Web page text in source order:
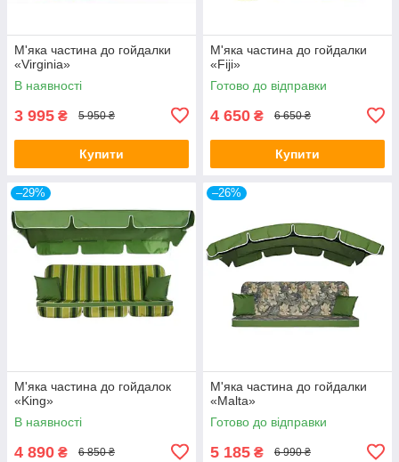
М'яка частина до гойдалки
«Virginia»
В наявності
3 995 ₴ 5 950 ₴
Купити
М'яка частина до гойдалки
«Fiji»
Готово до відправки
4 650 ₴ 6 650 ₴
Купити
–29%
М'яка частина до гойдалок
«King»
В наявності
4 890 ₴ 6 850 ₴
–26%
М'яка частина до гойдалки
«Malta»
Готово до відправки
5 185 ₴ 6 990 ₴